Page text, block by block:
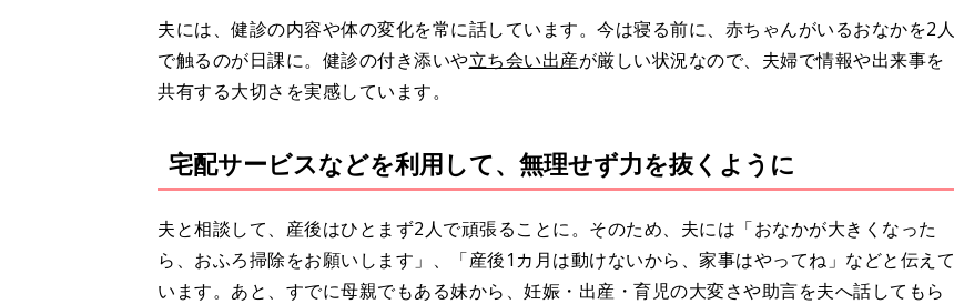
夫には、健診の内容や体の変化を常に話しています。今は寝る前に、赤ちゃんがいるおなかを2人
で触るのが日課に。健診の付き添いや立ち会い出産が厳しい状況なので、夫婦で情報や出来事を
共有する大切さを実感しています。
宅配サービスなどを利用して、無理せず力を抜くように
夫と相談して、産後はひとまず2人で頑張ることに。そのため、夫には「おなかが大きくなった
ら、おふろ掃除をお願いします」、「産後1カ月は動けないから、家事はやってね」などと伝えて
います。あと、すでに母親でもある妹から、妊娠・出産・育児の大変さや助言を夫へ話してもら